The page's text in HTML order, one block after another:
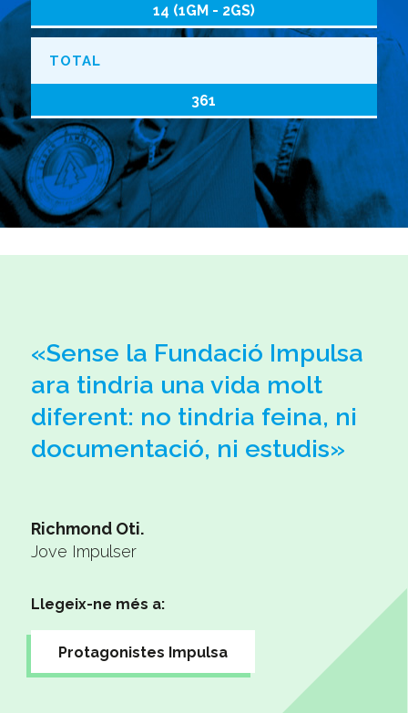
14 (1GM - 2GS)
TOTAL
361
«Sense la Fundació Impulsa
ara tindria una vida molt
diferent: no tindria feina, ni
documentació, ni estudis»
Richmond Oti.
Jove Impulser
Llegeix-ne més a:
Protagonistes Impulsa